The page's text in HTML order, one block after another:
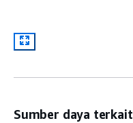
Sumber daya terkait